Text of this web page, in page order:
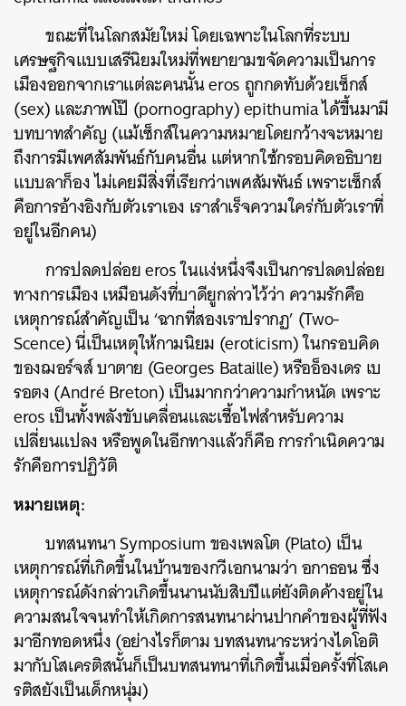
ขณะที่ในโลกสมัยใหม่ โดยเฉพาะในโลกที่ระบบ
เศรษฐกิจแบบเสรีนิยมใหม่ที่พยายามขจัดความเป็นการ
เมืองออกจากเราแต่ละคนนั้น eros ถูกกดทับด้วยเซ็กส์
(sex) และภาพโป๊ (pornography) epithumia ได้ขึ้นมามี
บทบาทสำคัญ (แม้เซ็กส์ในความหมายโดยกว้างจะหมาย
ถึงการมีเพศสัมพันธ์กับคนอื่น แต่หากใช้กรอบคิดอธิบาย
แบบลาก็อง ไม่เคยมีสิ่งที่เรียกว่าเพศสัมพันธ์ เพราะเซ็กส์
คือการอ้างอิงกับตัวเราเอง เราสำเร็จความใคร่กับตัวเราที่
อยู่ในอีกคน)
การปลดปล่อย eros ในแง่หนึ่งจึงเป็นการปลดปล่อย
ทางการเมือง เหมือนดังที่บาดียูกล่าวไว้ว่า ความรักคือ
เหตุการณ์สำคัญเป็น ‘ฉากที่สองเราปรากฏ’ (Two-
Scence) นี่เป็นเหตุให้กามนิยม (eroticism) ในกรอบคิด
ของฌอร์จส์ บาตาย (Georges Bataille) หรืออ็องเดร เบ
รอตง (André Breton) เป็นมากกว่าความกำหนัด เพราะ
eros เป็นทั้งพลังขับเคลื่อนและเชื้อไฟสำหรับความ
เปลี่ยนแปลง หรือพูดในอีกทางแล้วก็คือ การกำเนิดความ
รักคือการปฏิวัติ
หมายเหตุ:
บทสนทนา Symposium ของเพลโต (Plato) เป็น
เหตุการณ์ที่เกิดขึ้นในบ้านของกวีเอกนามว่า อกาธอน ซึ่ง
เหตุการณ์ดังกล่าวเกิดขึ้นนานนับสิบปีแต่ยังติดค้างอยู่ใน
ความสนใจจนทำให้เกิดการสนทนาผ่านปากคำของผู้ที่ฟัง
มาอีกทอดหนึ่ง (อย่างไรก็ตาม บทสนทนาระหว่างไดโอติ
มากับโสเครติสนั้นก็เป็นบทสนทนาที่เกิดขึ้นเมื่อครั้งที่โสเค
รติสยังเป็นเด็กหนุ่ม)